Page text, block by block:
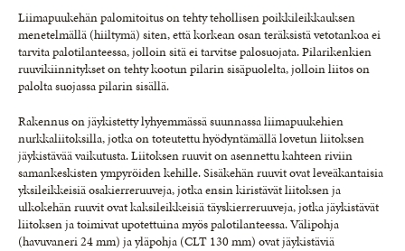
Liimapuukehän palomitoitus on tehty tehollisen poikkileikkauksen
menetelmällä (hiiltymä) siten, että korkean osan teräksistä vetotankoa ei
tarvita palotilanteessa, jolloin sitä ei tarvitse palosuojata. Pilarikenkien
ruuvikiinnitykset on tehty kootun pilarin sisäpuolelta, jolloin liitos on
palolta suojassa pilarin sisällä.
Rakennus on jäykistetty lyhyemmässä suunnassa liimapuukehien
nurkkaliitoksilla, jotka on toteutettu hyödyntämällä lovetun liitoksen
jäykistävää vaikutusta. Liitoksen ruuvit on asennettu kahteen riviin
samankeskisten ympyröiden kehille. Sisäkehän ruuvit ovat leveäkantaisia
yksileikkeisiä osakierreruuveja, jotka ensin kiristävät liitoksen ja
ulkokehän ruuvit ovat kaksileikkeisiä täyskierreruuveja, jotka jäykistävät
liitoksen ja toimivat upotettuina myös palotilanteessa. Välipohja
(havuvaneri 24 mm) ja yläpohja (CLT 130 mm) ovat jäykistäviä